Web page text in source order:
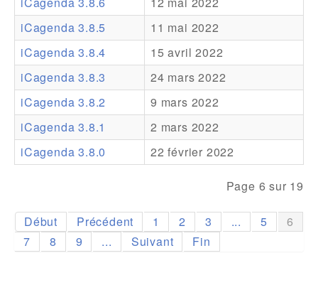
Translation Packs
Support
Forum
Support Pro
iCagenda 3.8.5
11 mai 2022
iCagenda 3.8.4
15 avril 2022
iCagenda 3.8.3
24 mars 2022
iCagenda 3.8.2
9 mars 2022
iCagenda 3.8.1
2 mars 2022
iCagenda 3.8.0
22 février 2022
Page 6 sur 19
Début Précédent 1 2 3 ... 5
6
7
8 9 ... Suivant Fin